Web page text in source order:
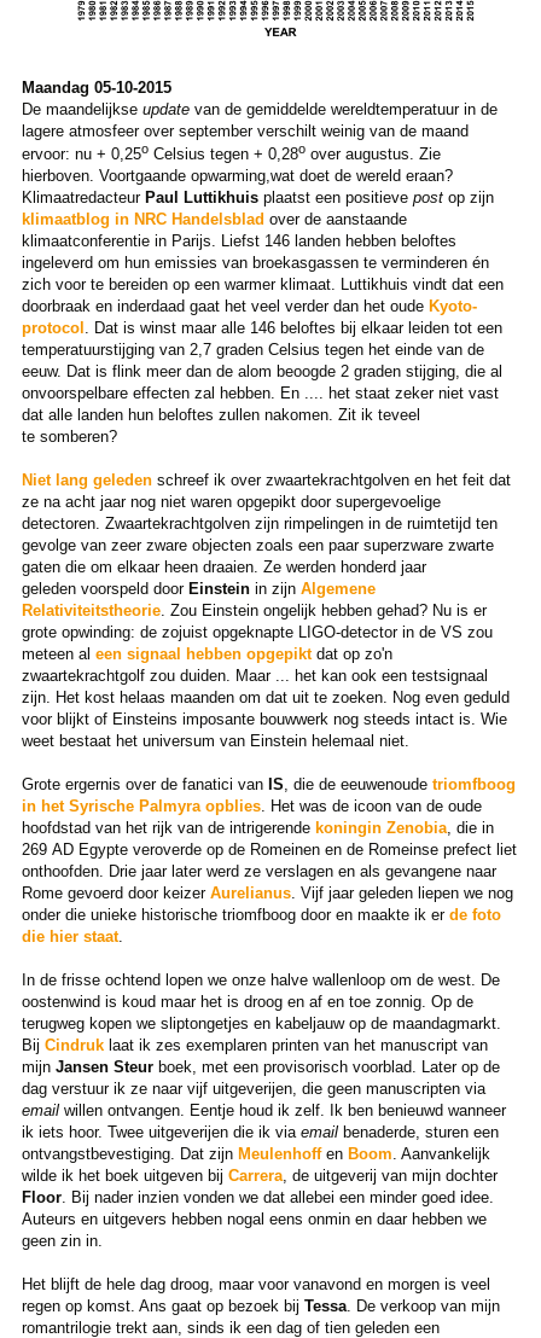
Maandag 05-10-2015
De maandelijkse updatevan de gemiddelde wereldtemperatuur in de
lagere atmosfeer over september verschilt weinig van de maand
ervoor: nu + 0,25oCelsius tegen + 0,28oover augustus. Zie
hierboven. Voortgaande opwarming,wat doet de wereld eraan?
Klimaatredacteur Paul Luttikhuisplaatst een positieve postop zijn
klimaatblog in NRC Handelsblad over de aanstaande
klimaatconferentie in Parijs. Liefst 146 landen hebben beloftes
ingeleverd om hun emissies van broekasgassen te verminderen én
zich voor te bereiden op een warmer klimaat. Luttikhuis vindt dat een
doorbraak en inderdaad gaat het veel verder dan het oude Kyoto-
protocol . Dat is winst maar alle 146 beloftes bij elkaar leiden tot een
temperatuurstijging van 2,7 graden Celsius tegen het einde van de
eeuw. Dat is flink meer dan de alom beoogde 2 graden stijging, die al
onvoorspelbare effecten zal hebben. En .... het staat zeker niet vast
dat alle landen hun beloftes zullen nakomen. Zit ik teveel
te somberen?
Niet lang geledenschreef ik over zwaartekrachtgolven en het feit dat
ze na acht jaar nog niet waren opgepikt door supergevoelige
detectoren. Zwaartekrachtgolven zijn rimpelingen in de ruimtetijd ten
gevolge van zeer zware objecten zoals een paar superzware zwarte
gaten die om elkaar heen draaien. Ze werden honderd jaar
geleden voorspeld door Einsteinin zijn Algemene
Relativiteitstheorie. Zou Einstein ongelijk hebben gehad? Nu is er
grote opwinding: de zojuist opgeknapte LIGO-detector in de VS zou
meteen al een signaal hebben opgepiktdat op zo'n
zwaartekrachtgolf zou duiden. Maar ... het kan ook een testsignaal
zijn. Het kost helaas maanden om dat uit te zoeken. Nog even geduld
voor blijkt of Einsteins imposante bouwwerk nog steeds intact is. Wie
weet bestaat het universum van Einstein helemaal niet.
Grote ergernis over de fanatici van IS , die de eeuwenoude triomfboog
in het Syrische Palmyra opblies. Het was de icoon van de oude
hoofdstad van het rijk van de intrigerende koningin Zenobia, die in
269 AD Egypte veroverde op de Romeinen en de Romeinse prefect liet
onthoofden. Drie jaar later werd ze verslagen en als gevangene naar
Rome gevoerd door keizer Aurelianus. Vijf jaar geleden liepen we nog
onder die unieke historische triomfboog door en maakte ik er de foto
die hier staat.
In de frisse ochtend lopen we onze halve wallenloop om de west. De
oostenwind is koud maar het is droog en af en toe zonnig. Op de
terugweg kopen we sliptongetjes en kabeljauw op de maandagmarkt.
Bij Cindruklaat ik zes exemplaren printen van het manuscript van
mijn Jansen Steurboek, met een provisorisch voorblad. Later op de
dag verstuur ik ze naar vijf uitgeverijen, die geen manuscripten via
emailwillen ontvangen. Eentje houd ik zelf. Ik ben benieuwd wanneer
ik iets hoor. Twee uitgeverijen die ik via emailbenaderde, sturen een
ontvangstbevestiging. Dat zijn Meulenhoffen Boom . Aanvankelijk
wilde ik het boek uitgeven bij Carrera, de uitgeverij van mijn dochter
Floor. Bij nader inzien vonden we dat allebei een minder goed idee.
Auteurs en uitgevers hebben nogal eens onmin en daar hebben we
geen zin in.
Het blijft de hele dag droog, maar voor vanavond en morgen is veel
regen op komst. Ans gaat op bezoek bij Tessa. De verkoop van mijn
romantrilogie trekt aan, sinds ik een dag of tien geleden een